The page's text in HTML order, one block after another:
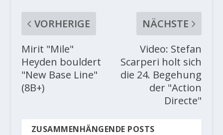
VORHERIGE
Mirit "Mile"
Heyden bouldert
"New Base Line"
(8B+)
NÄCHSTE
Video: Stefan
Scarperi holt sich
die 24. Begehung
der "Action
Directe"
ZUSAMMENHÄNGENDE POSTS